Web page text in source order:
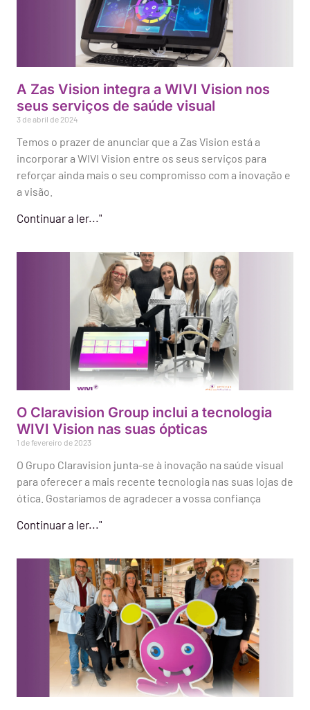
A Zas Vision integra a WIVI Vision nos
seus serviços de saúde visual
3 de abril de 2024
Temos o prazer de anunciar que a Zas Vision está a
incorporar a WIVI Vision entre os seus serviços para
reforçar ainda mais o seu compromisso com a inovação e
a visão.
Continuar a ler..."
O Claravision Group inclui a tecnologia
WIVI Vision nas suas ópticas
1 de fevereiro de 2023
O Grupo Claravision junta-se à inovação na saúde visual
para oferecer a mais recente tecnologia nas suas lojas de
ótica. Gostaríamos de agradecer a vossa confiança
Continuar a ler..."